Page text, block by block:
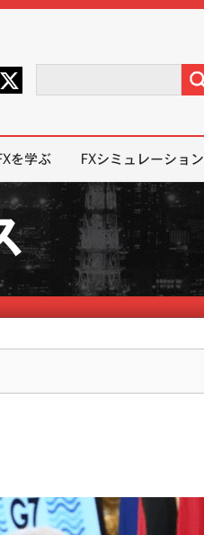
を学ぶ FXシミュレーション